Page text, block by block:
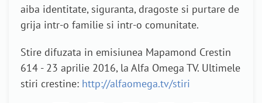
aiba identitate, siguranta, dragoste si purtare de
grija intr-o familie si intr-o comunitate.
Stire difuzata in emisiunea Mapamond Crestin
614 - 23 aprilie 2016, la Alfa Omega TV. Ultimele
stiri crestine: http://alfaomega.tv/stiri